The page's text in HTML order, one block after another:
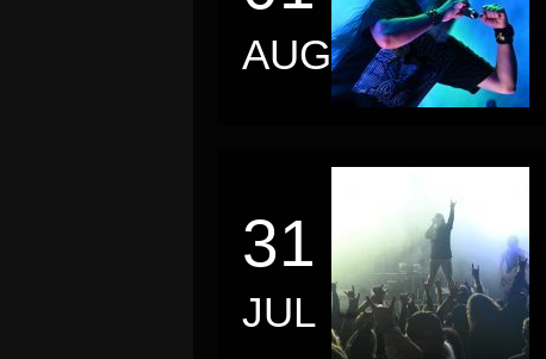
AUG
31
JUL